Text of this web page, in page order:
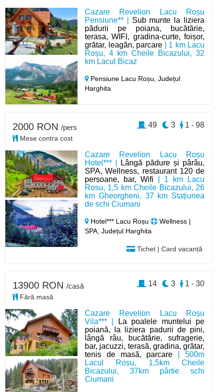
Cazare Revelion Lacu Roșu
Pensiune** | Sub munte la liziera
pădurii pe poiana, bucătărie,
terasa, WIFI, gradina-curte, foișor,
grătar, leagăn, parcare | 1 km Lacu
Roșu, 4 km Cheile Bicazului, 32
km Lacul Bicaz
Pensiune Lacu Roșu,Județul
Harghita
Cazare Revelion Lacu Roșu
Hotel*** |
Lângă pădure și pârâu,
SPA, Wellness, restaurant 120 de
persoane, bar, Wifi | 1 km Lacu
Rosu, 1,5 km Cheile Bicazului, 26
km Gheorgheni, 37 km Stațiunea
de schi Ciumani
Hotel*** Lacu Roșu
Wellness |
SPA, Județul Harghita
Tichet | Card vacanță
2000 RON /pers
Mese contra cost
1 - 98
3
49
Cazare Revelion Lacu Roșu
Vila*** |
La poalele muntelui pe
poiană, la liziera padurii de pini,
lângă râu, bucătărie, sufragerie,
bar, jacuzzi, terasă, gradina, grătar,
tenis de masă, parcare | 500m
Lacul Roșu, 1,5km Cheile
Bicazului, 37km pârtie schi
Ciumani
13900 RON /casă
Fără masă
1 - 30
3
14